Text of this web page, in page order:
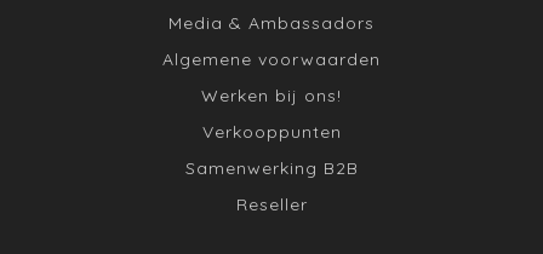
Media & Ambassadors
Algemene voorwaarden
Werken bij ons!
Verkooppunten
Samenwerking B2B
Reseller